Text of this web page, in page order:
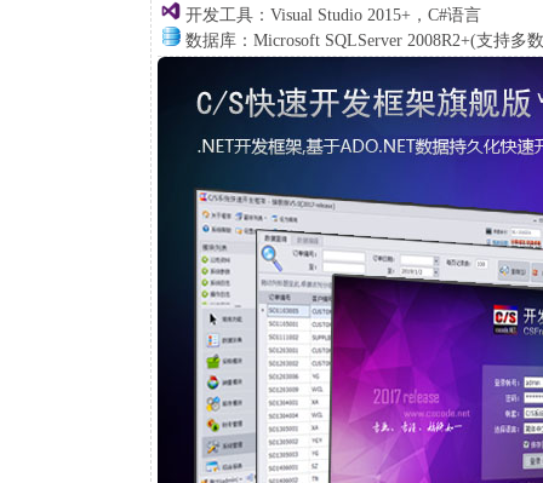
开发工具：Visual Studio 2015+，C#语言
数据库：Microsoft SQLServer 2008R2+(支持多